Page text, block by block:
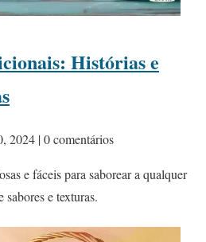
Histórias e
2024 | 0 comentários
e fáceis para saborear a qualquer
e texturas.